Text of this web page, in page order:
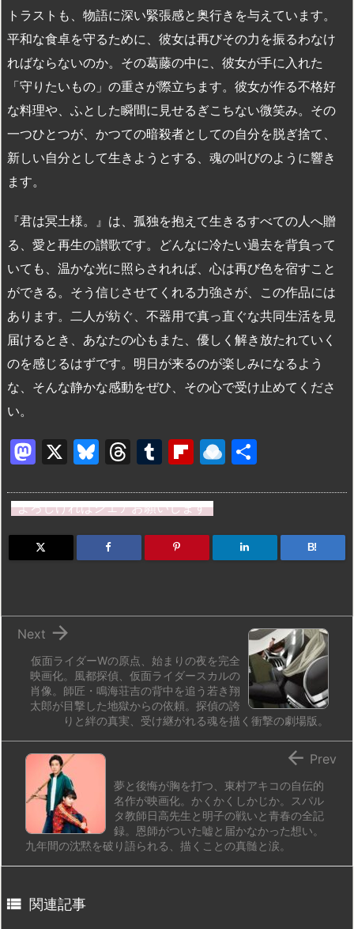
トラストも、物語に深い緊張感と奥行きを与えています。
平和な食卓を守るために、彼女は再びその力を振るわなけ
ればならないのか。その葛藤の中に、彼女が手に入れた
「守りたいもの」の重さが際立ちます。彼女が作る不格好
な料理や、ふとした瞬間に見せるぎこちない微笑み。その
一つひとつが、かつての暗殺者としての自分を脱ぎ捨て、
新しい自分として生きようとする、魂の叫びのように響き
ます。
『君は冥土様。』は、孤独を抱えて生きるすべての人へ贈
る、愛と再生の讃歌です。どんなに冷たい過去を背負って
いても、温かな光に照らされれば、心は再び色を宿すこと
ができる。そう信じさせてくれる力強さが、この作品には
あります。二人が紡ぐ、不器用で真っ直ぐな共同生活を見
届けるとき、あなたの心もまた、優しく解き放たれていく
のを感じるはずです。明日が来るのが楽しみになるよう
な、そんな静かな感動をぜひ、その心で受け止めてくださ
い。
M
st
o
d
X
Bl
e
s
k
T
e
a
d
T
m
bl
r
Fl
b
o
ar
R
n
dr
o
よろしければシェアお願いします
B!
仮面ライダーWの原点、始まりの夜を完全
映画化。風都探偵、仮面ライダースカルの
肖像。師匠・鳴海荘吉の背中を追う若き翔
太郎が目撃した地獄からの依頼。探偵の誇
りと絆の真実、受け継がれる魂を描く衝撃の劇場版。

Next
夢と後悔が胸を打つ、東村アキコの自伝的
名作が映画化。かくかくしかじか。スパル
タ教師日高先生と明子の戦いと青春の全記
録。恩師がついた嘘と届かなかった想い。
九年間の沈黙を破り語られる、描くことの真髄と涙。
 Prev
 関連記事